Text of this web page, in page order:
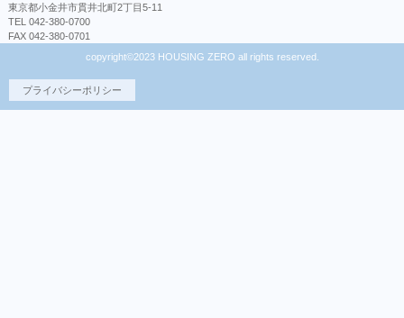
東京都小金井市貫井北町2丁目5-11
TEL 042-380-0700
FAX 042-380-0701
copyright©2023 HOUSING ZERO all rights reserved.
プライバシーポリシー